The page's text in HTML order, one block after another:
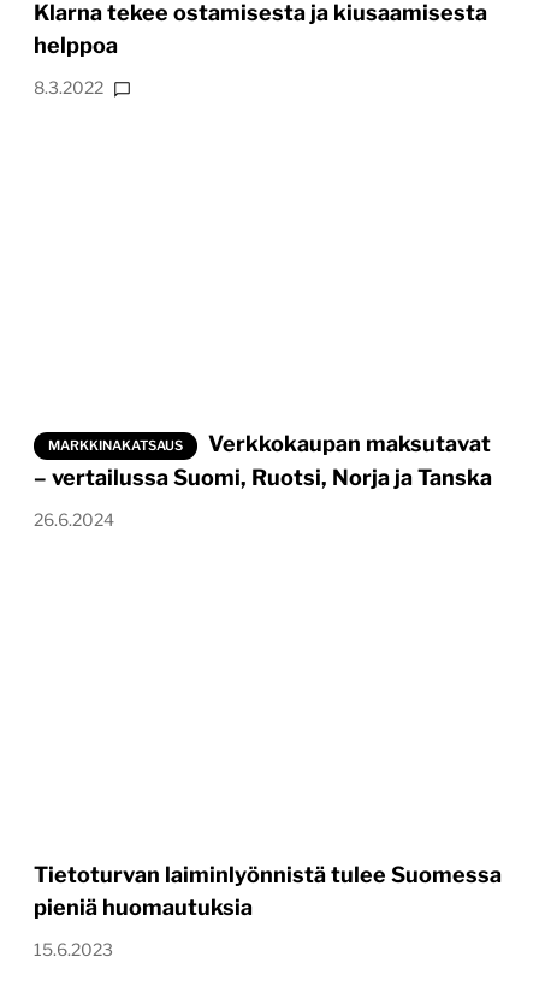
Klarna tekee ostamisesta ja kiusaamisesta
helppoa
8.3.2022
MARKKINAKATSAUS
Verkkokaupan maksutavat
– vertailussa Suomi, Ruotsi, Norja ja Tanska
26.6.2024
Tietoturvan laiminlyönnistä tulee Suomessa
pieniä huomautuksia
15.6.2023